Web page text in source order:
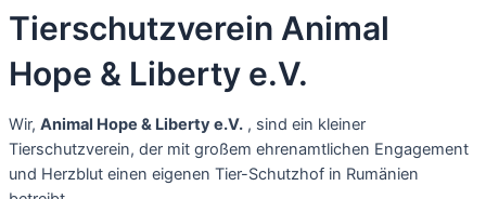
Tierschutzverein Animal
Hope & Liberty e.V.
Wir, Animal Hope & Liberty e.V. , sind ein kleiner
Tierschutzverein, der mit großem ehrenamtlichen Engagement
und Herzblut einen eigenen Tier-Schutzhof in Rumänien